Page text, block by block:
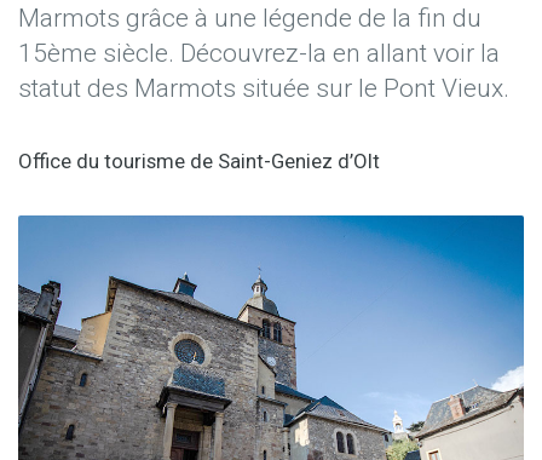
Marmots grâce à une légende de la fin du
15ème siècle. Découvrez-la en allant voir la
statut des Marmots située sur le Pont Vieux.
Office du tourisme de Saint-Geniez d’Olt